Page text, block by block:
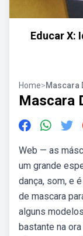
Educar X:
Home>Mascara
Mascara
Web — as
um grande
dança, som, e
de mascara
alguns
bastante na